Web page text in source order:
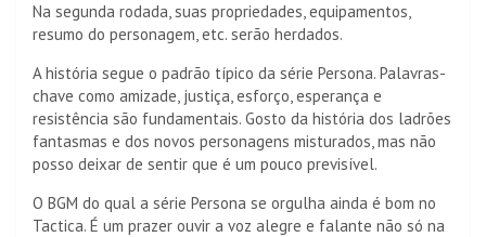
Na segunda rodada, suas propriedades, equipamentos,
resumo do personagem, etc. serão herdados.
A história segue o padrão típico da série Persona. Palavras-
chave como amizade, justiça, esforço, esperança e
resistência são fundamentais. Gosto da história dos ladrões
fantasmas e dos novos personagens misturados, mas não
posso deixar de sentir que é um pouco previsível.
O BGM do qual a série Persona se orgulha ainda é bom no
Tactica. É um prazer ouvir a voz alegre e falante não só na